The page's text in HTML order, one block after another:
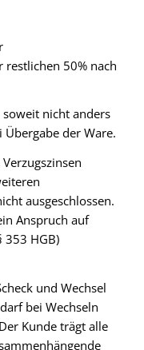
restlichen 50% nach
nicht anders
der Ware.
ausgeschlossen.
Anspruch auf
353 HGB)
und Wechsel
bei Wechseln
Kunde trägt alle